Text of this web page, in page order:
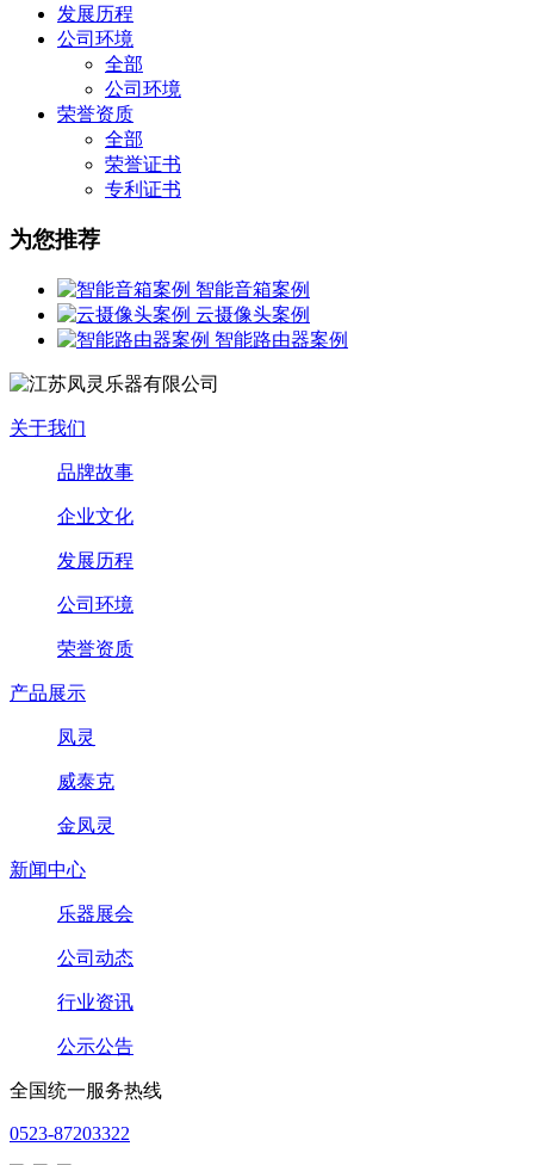
发展历程
公司环境
全部
公司环境
荣誉资质
全部
荣誉证书
专利证书
为您推荐
智能音箱案例
云摄像头案例
智能路由器案例
关于我们
品牌故事
企业文化
发展历程
公司环境
荣誉资质
产品展示
凤灵
威泰克
金凤灵
新闻中心
乐器展会
公司动态
行业资讯
公示公告
全国统一服务热线
0523-87203322